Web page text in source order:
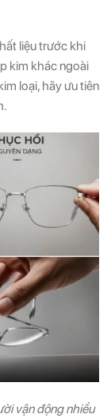
liệu trước khi
kim khác ngoài
loại, hãy ưu tiên
vận động nhiều